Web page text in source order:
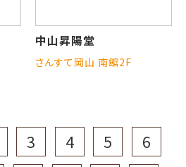
中山昇陽堂
さんすて岡山 南館2F
3 4 5
6